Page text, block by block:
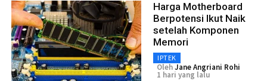
Harga Motherboard
Berpotensi Ikut Naik
setelah Komponen
Memori
IPTEK
OlehJane Angriani Rohi
1 hari yang lalu